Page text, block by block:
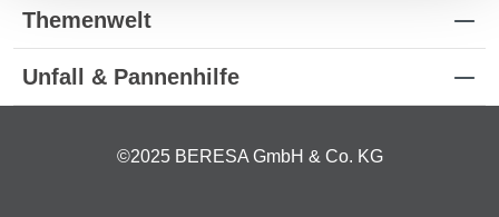
Themenwelt
Unfall & Pannenhilfe
©2025 BERESA GmbH & Co. KG